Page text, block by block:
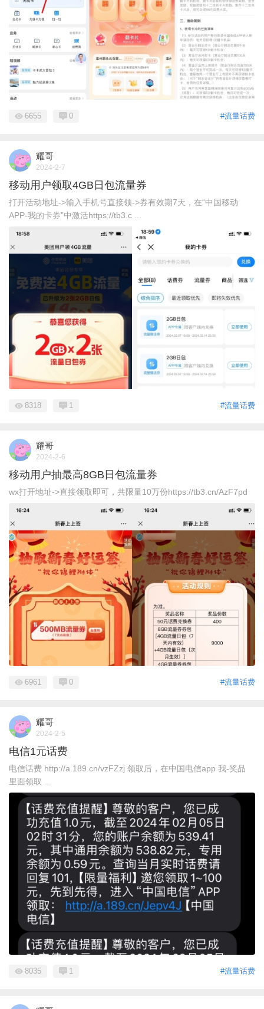
#流量话费
6655 0
耀哥
2024-2-7
移动用户领取4GB日包流量券
打开活动地址->输入手机号直接领->券有效期7天，在“中国移动
APP-我的卡券”中激活https://tb3.c ...
#流量话费
8318 1
耀哥
2024-2-6
移动用户抽最高8GB日包流量券
wx打开地址->直接领取即可，共限量10万份https://tb3.cn/AzF7pd
#流量话费
6961 0
耀哥
2024-2-5
电信1元话费
电信话费 http://a.189.cn/vzFZzj 领取后，在中国电信app 我-奖品
里面领取 ...
#流量话费
8035 1